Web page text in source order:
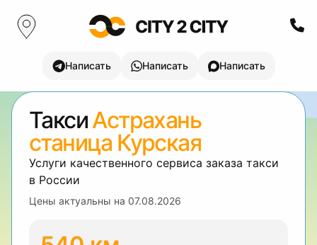
Написать Написать Написать
ТаксиАстрахань
станица Курская
Услуги качественного сервиса заказа такси
в России
Цены актуальны на 07.08.2026